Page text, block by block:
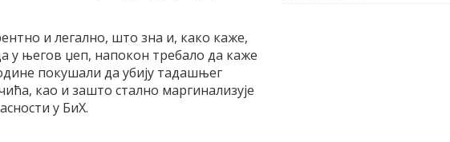
и легално, што зна и, како каже,
у његов џеп, напокон требало да каже
покушали да убију тадашњег
као и зашто стално маргинализује
у БиХ.